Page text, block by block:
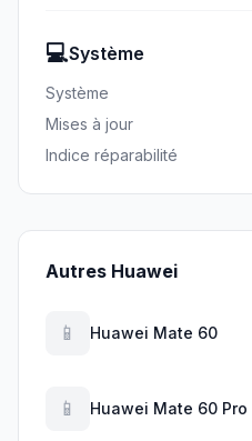
💻Système
Système
Mises à jour
Indice réparabilité
Autres Huawei
📱 Huawei Mate 60
📱 Huawei Mate 60 Pro